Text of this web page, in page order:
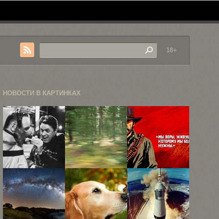
18+
НОВОСТИ В КАРТИНКАХ
«Молчание
ягнят» за
кадром
«Камера в
движении»
— серия ...
Red Dead
Redemption
2:
Знакомьтесь,
...